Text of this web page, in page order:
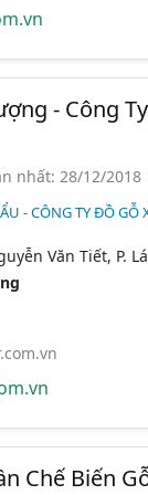
- Công
nhất: 28/12/2018
- CÔNG TY ĐỒ GỖ
Văn Tiết, P.
Chế Biến